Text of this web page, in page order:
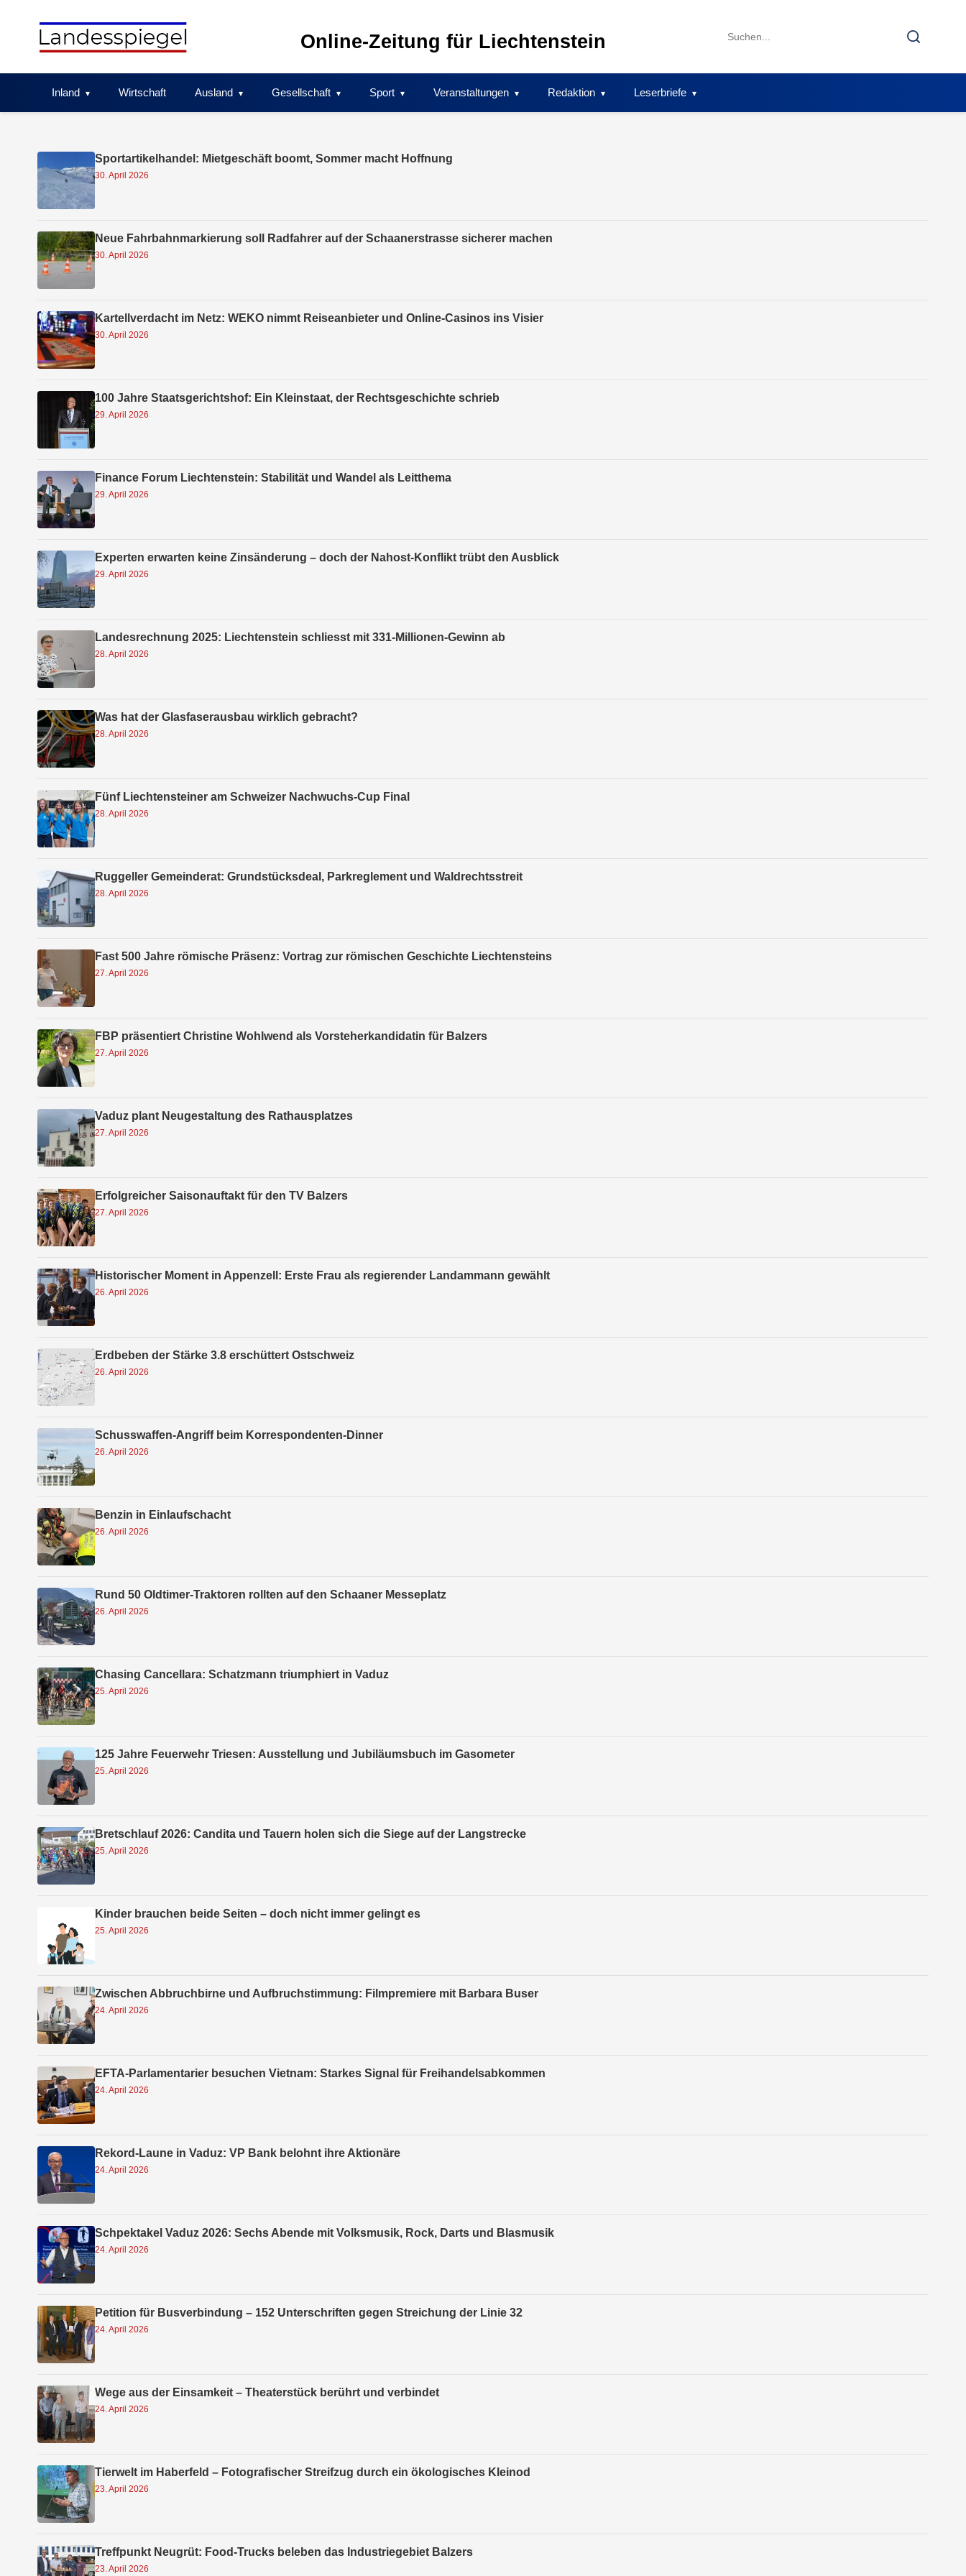
Online-Zeitung für Liechtenstein
Search
Search
Inland Wirtschaft Ausland Gesellschaft Sport Veranstaltungen Redaktion Leserbriefe
Sportartikelhandel: Mietgeschäft boomt, Sommer macht Hoffnung
30. April 2026
Neue Fahrbahnmarkierung soll Radfahrer auf der Schaanerstrasse sicherer machen
30. April 2026
Kartellverdacht im Netz: WEKO nimmt Reiseanbieter und Online-Casinos ins Visier
30. April 2026
100 Jahre Staatsgerichtshof: Ein Kleinstaat, der Rechtsgeschichte schrieb
29. April 2026
Finance Forum Liechtenstein: Stabilität und Wandel als Leitthema
29. April 2026
Experten erwarten keine Zinsänderung – doch der Nahost-Konflikt trübt den Ausblick
29. April 2026
Landesrechnung 2025: Liechtenstein schliesst mit 331-Millionen-Gewinn ab
28. April 2026
Was hat der Glasfaserausbau wirklich gebracht?
28. April 2026
Fünf Liechtensteiner am Schweizer Nachwuchs-Cup Final
28. April 2026
Ruggeller Gemeinderat: Grundstücksdeal, Parkreglement und Waldrechtsstreit
28. April 2026
Fast 500 Jahre römische Präsenz: Vortrag zur römischen Geschichte Liechtensteins
27. April 2026
FBP präsentiert Christine Wohlwend als Vorsteherkandidatin für Balzers
27. April 2026
Vaduz plant Neugestaltung des Rathausplatzes
27. April 2026
Erfolgreicher Saisonauftakt für den TV Balzers
27. April 2026
Historischer Moment in Appenzell: Erste Frau als regierender Landammann gewählt
26. April 2026
Erdbeben der Stärke 3.8 erschüttert Ostschweiz
26. April 2026
Schusswaffen-Angriff beim Korrespondenten-Dinner
26. April 2026
Benzin in Einlaufschacht
26. April 2026
Rund 50 Oldtimer-Traktoren rollten auf den Schaaner Messeplatz
26. April 2026
Chasing Cancellara: Schatzmann triumphiert in Vaduz
25. April 2026
125 Jahre Feuerwehr Triesen: Ausstellung und Jubiläumsbuch im Gasometer
25. April 2026
Bretschlauf 2026: Candita und Tauern holen sich die Siege auf der Langstrecke
25. April 2026
Kinder brauchen beide Seiten – doch nicht immer gelingt es
25. April 2026
Zwischen Abbruchbirne und Aufbruchstimmung: Filmpremiere mit Barbara Buser
24. April 2026
EFTA-Parlamentarier besuchen Vietnam: Starkes Signal für Freihandelsabkommen
24. April 2026
Rekord-Laune in Vaduz: VP Bank belohnt ihre Aktionäre
24. April 2026
Schpektakel Vaduz 2026: Sechs Abende mit Volksmusik, Rock, Darts und Blasmusik
24. April 2026
Petition für Busverbindung – 152 Unterschriften gegen Streichung der Linie 32
24. April 2026
Wege aus der Einsamkeit – Theaterstück berührt und verbindet
24. April 2026
Tierwelt im Haberfeld – Fotografischer Streifzug durch ein ökologisches Kleinod
23. April 2026
Treffpunkt Neugrüt: Food-Trucks beleben das Industriegebiet Balzers
23. April 2026